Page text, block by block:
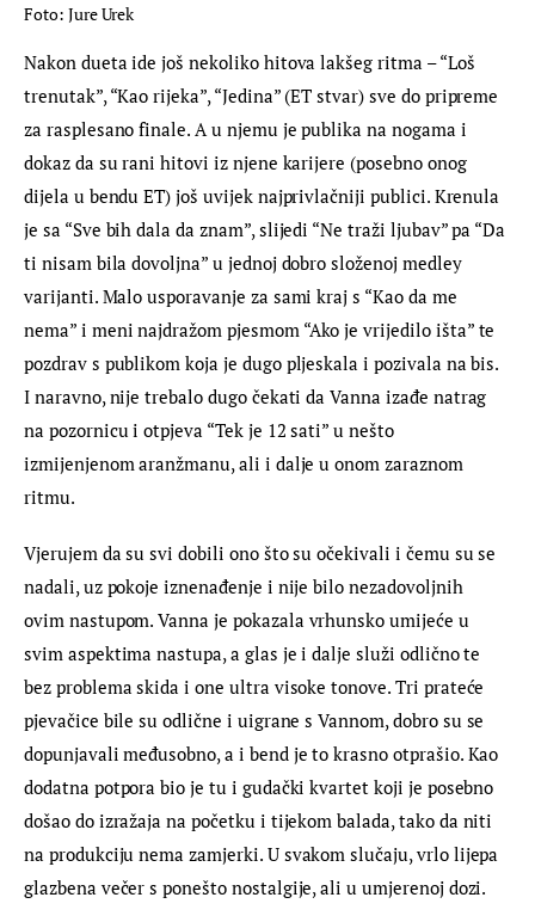
Foto: Jure Urek
Nakon dueta ide još nekoliko hitova lakšeg ritma – “Loš
trenutak”, “Kao rijeka”, “Jedina” (ET stvar) sve do pripreme
za rasplesano finale. A u njemu je publika na nogama i
dokaz da su rani hitovi iz njene karijere (posebno onog
dijela u bendu ET) još uvijek najprivlačniji publici. Krenula
je sa “Sve bih dala da znam”, slijedi “Ne traži ljubav” pa “Da
ti nisam bila dovoljna” u jednoj dobro složenoj medley
varijanti. Malo usporavanje za sami kraj s “Kao da me
nema” i meni najdražom pjesmom “Ako je vrijedilo išta” te
pozdrav s publikom koja je dugo pljeskala i pozivala na bis.
I naravno, nije trebalo dugo čekati da Vanna izađe natrag
na pozornicu i otpjeva “Tek je 12 sati” u nešto
izmijenjenom aranžmanu, ali i dalje u onom zaraznom
ritmu.
Vjerujem da su svi dobili ono što su očekivali i čemu su se
nadali, uz pokoje iznenađenje i nije bilo nezadovoljnih
ovim nastupom. Vanna je pokazala vrhunsko umijeće u
svim aspektima nastupa, a glas je i dalje služi odlično te
bez problema skida i one ultra visoke tonove. Tri prateće
pjevačice bile su odlične i uigrane s Vannom, dobro su se
dopunjavali međusobno, a i bend je to krasno otprašio. Kao
dodatna potpora bio je tu i gudački kvartet koji je posebno
došao do izražaja na početku i tijekom balada, tako da niti
na produkciju nema zamjerki. U svakom slučaju, vrlo lijepa
glazbena večer s ponešto nostalgije, ali u umjerenoj dozi.